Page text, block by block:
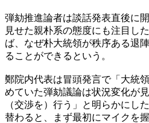
弾劾推進論者は談話発表直後に
見せた親朴系の態度にも注目し
ば、なぜ朴大統領が秩序ある退
ることができるという。
鄭院内代表は冒頭発言で「大統
めていた弾劾議論は状況変化が
（交渉を）行う」と明らかにし
替わると、まず最初にマイクを